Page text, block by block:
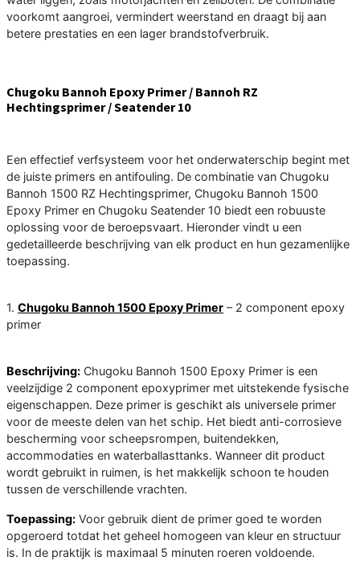
voorkomt aangroei, vermindert weerstand en draagt bij aan
betere prestaties en een lager brandstofverbruik.
Chugoku Bannoh Epoxy Primer / Bannoh RZ
Hechtingsprimer / Seatender 10
Een effectief verfsysteem voor het onderwaterschip begint met
de juiste primers en antifouling. De combinatie van Chugoku
Bannoh 1500 RZ Hechtingsprimer, Chugoku Bannoh 1500
Epoxy Primer en Chugoku Seatender 10 biedt een robuuste
oplossing voor de beroepsvaart. Hieronder vindt u een
gedetailleerde beschrijving van elk product en hun gezamenlijke
toepassing.
1. Chugoku Bannoh 1500 Epoxy Primer – 2 component epoxy
primer
Beschrijving: Chugoku Bannoh 1500 Epoxy Primer is een
veelzijdige 2 component epoxyprimer met uitstekende fysische
eigenschappen. Deze primer is geschikt als universele primer
voor de meeste delen van het schip. Het biedt anti-corrosieve
bescherming voor scheepsrompen, buitendekken,
accommodaties en waterballasttanks. Wanneer dit product
wordt gebruikt in ruimen, is het makkelijk schoon te houden
tussen de verschillende vrachten.
Toepassing: Voor gebruik dient de primer goed te worden
opgeroerd totdat het geheel homogeen van kleur en structuur
is. In de praktijk is maximaal 5 minuten roeren voldoende.